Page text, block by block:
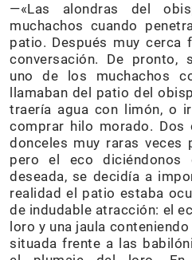
—«Las alondras del
muchachos cuando
patio. Después muy cerca
conversación. De pronto,
uno de los muchachos
llamaban del patio del
traería agua con limón, o
comprar hilo morado.
donceles muy raras veces
pero el eco
deseada, se decidía a
realidad el patio estaba
de indudable atracción: el
loro y una jaula
situada frente a las